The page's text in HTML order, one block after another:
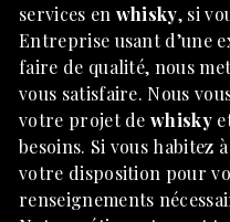
services en whisky, si
Entreprise usant d’une
faire de qualité, nous
vous satisfaire. Nous
votre projet dewhisky
besoins. Si vous habitez à
votre disposition pour
renseignements